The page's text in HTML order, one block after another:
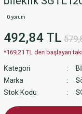
0 yorum
492,84 TL
*169,21 TL den başlayan
Kategori
Marka
Stok Kodu